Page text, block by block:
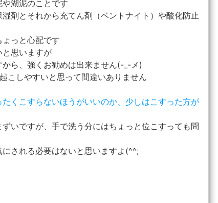
湖泥のことです
剤とそれから充てん剤（ベントナイト）や酸化防止
っと心配です
と思いますが
ら、強くお勧めは出来ません(-_-メ)
こしやすいと思って間違いありません
くこすらないほうがいいのか、少しはこすった方が
いですが、手で洗う分にはちょっと位こすっても問
される必要はないと思いますよ(^^;